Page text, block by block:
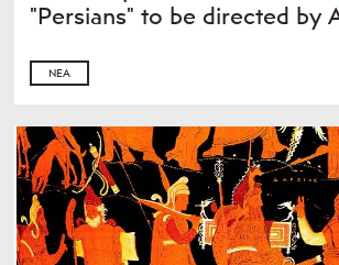
"Persians" to be directed by
ΝΈΑ